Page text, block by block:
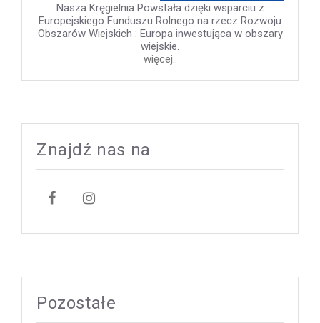
Nasza Kręgielnia Powstała dzięki wsparciu z
Europejskiego Funduszu Rolnego na rzecz Rozwoju
Obszarów Wiejskich : Europa inwestująca w obszary
wiejskie.
więcej..
Znajdź nas na
Pozostałe